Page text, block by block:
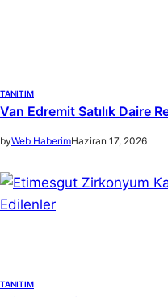
TANITIM
Van Edremit Satılık Daire
byWeb HaberimHaziran 17, 2026
TANITIM